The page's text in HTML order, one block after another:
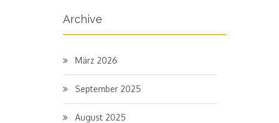
Archive
März 2026
September 2025
August 2025